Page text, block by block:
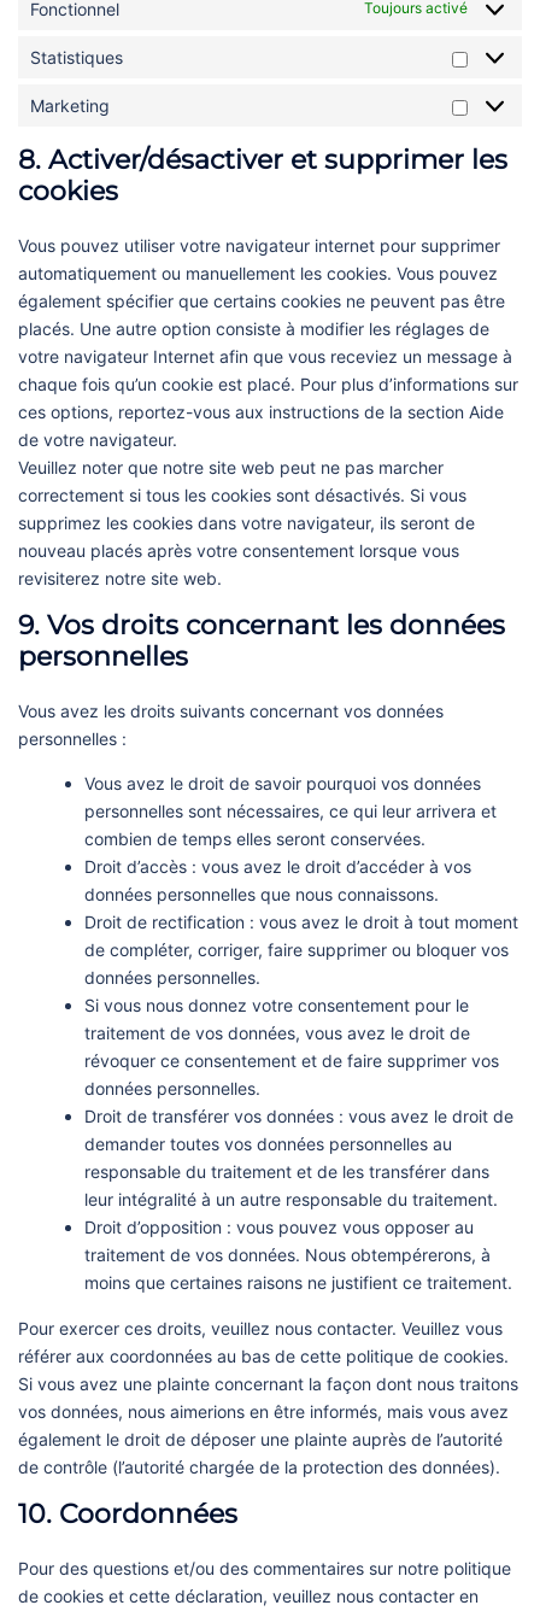
Fonctionnel Toujours activé
Statistiques
Marketing
8. Activer/désactiver et supprimer les
cookies
Vous pouvez utiliser votre navigateur internet pour supprimer
automatiquement ou manuellement les cookies. Vous pouvez
également spécifier que certains cookies ne peuvent pas être
placés. Une autre option consiste à modifier les réglages de
votre navigateur Internet afin que vous receviez un message à
chaque fois qu’un cookie est placé. Pour plus d’informations sur
ces options, reportez-vous aux instructions de la section Aide
de votre navigateur.
Veuillez noter que notre site web peut ne pas marcher
correctement si tous les cookies sont désactivés. Si vous
supprimez les cookies dans votre navigateur, ils seront de
nouveau placés après votre consentement lorsque vous
revisiterez notre site web.
9. Vos droits concernant les données
personnelles
Vous avez les droits suivants concernant vos données
personnelles :
Vous avez le droit de savoir pourquoi vos données
personnelles sont nécessaires, ce qui leur arrivera et
combien de temps elles seront conservées.
Droit d’accès : vous avez le droit d’accéder à vos
données personnelles que nous connaissons.
Droit de rectification : vous avez le droit à tout moment
de compléter, corriger, faire supprimer ou bloquer vos
données personnelles.
Si vous nous donnez votre consentement pour le
traitement de vos données, vous avez le droit de
révoquer ce consentement et de faire supprimer vos
données personnelles.
Droit de transférer vos données : vous avez le droit de
demander toutes vos données personnelles au
responsable du traitement et de les transférer dans
leur intégralité à un autre responsable du traitement.
Droit d’opposition : vous pouvez vous opposer au
traitement de vos données. Nous obtempérerons, à
moins que certaines raisons ne justifient ce traitement.
Pour exercer ces droits, veuillez nous contacter. Veuillez vous
référer aux coordonnées au bas de cette politique de cookies.
Si vous avez une plainte concernant la façon dont nous traitons
vos données, nous aimerions en être informés, mais vous avez
également le droit de déposer une plainte auprès de l’autorité
de contrôle (l’autorité chargée de la protection des données).
10. Coordonnées
Pour des questions et/ou des commentaires sur notre politique
de cookies et cette déclaration, veuillez nous contacter en